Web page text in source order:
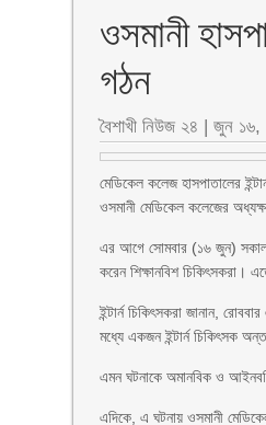
ওসমানী
গঠন
বৈশাখী নিউজ ২৪ |জুন ১৬,
মেডিকেল কলেজ হাসপাতালের
ওসমানী মেডিকেল কলেজের
এর আগে সোমবার (১৬ জুন) সকাল
করেন শিক্ষানবিশ চিকিৎসকরা।
ইন্টার্ন চিকিৎসকরা জানান,
মধ্যে একজন ইন্টার্ন চিকিৎসক
এমন ঘটনাকে অমানবিক ও
এদিকে, এ ঘটনায় ওসমানী